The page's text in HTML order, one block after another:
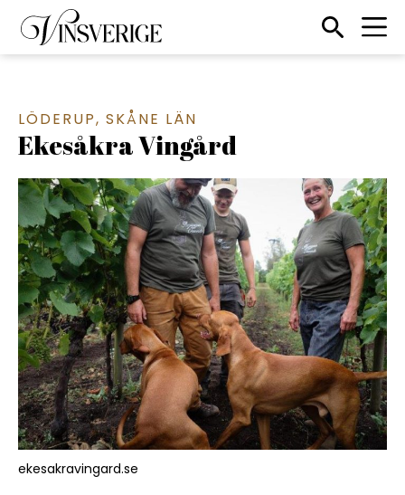
Till startsidan Sökikon
LÖDERUP, SKÅNE LÄN
Ekesåkra Vingård
ekesakravingard.se